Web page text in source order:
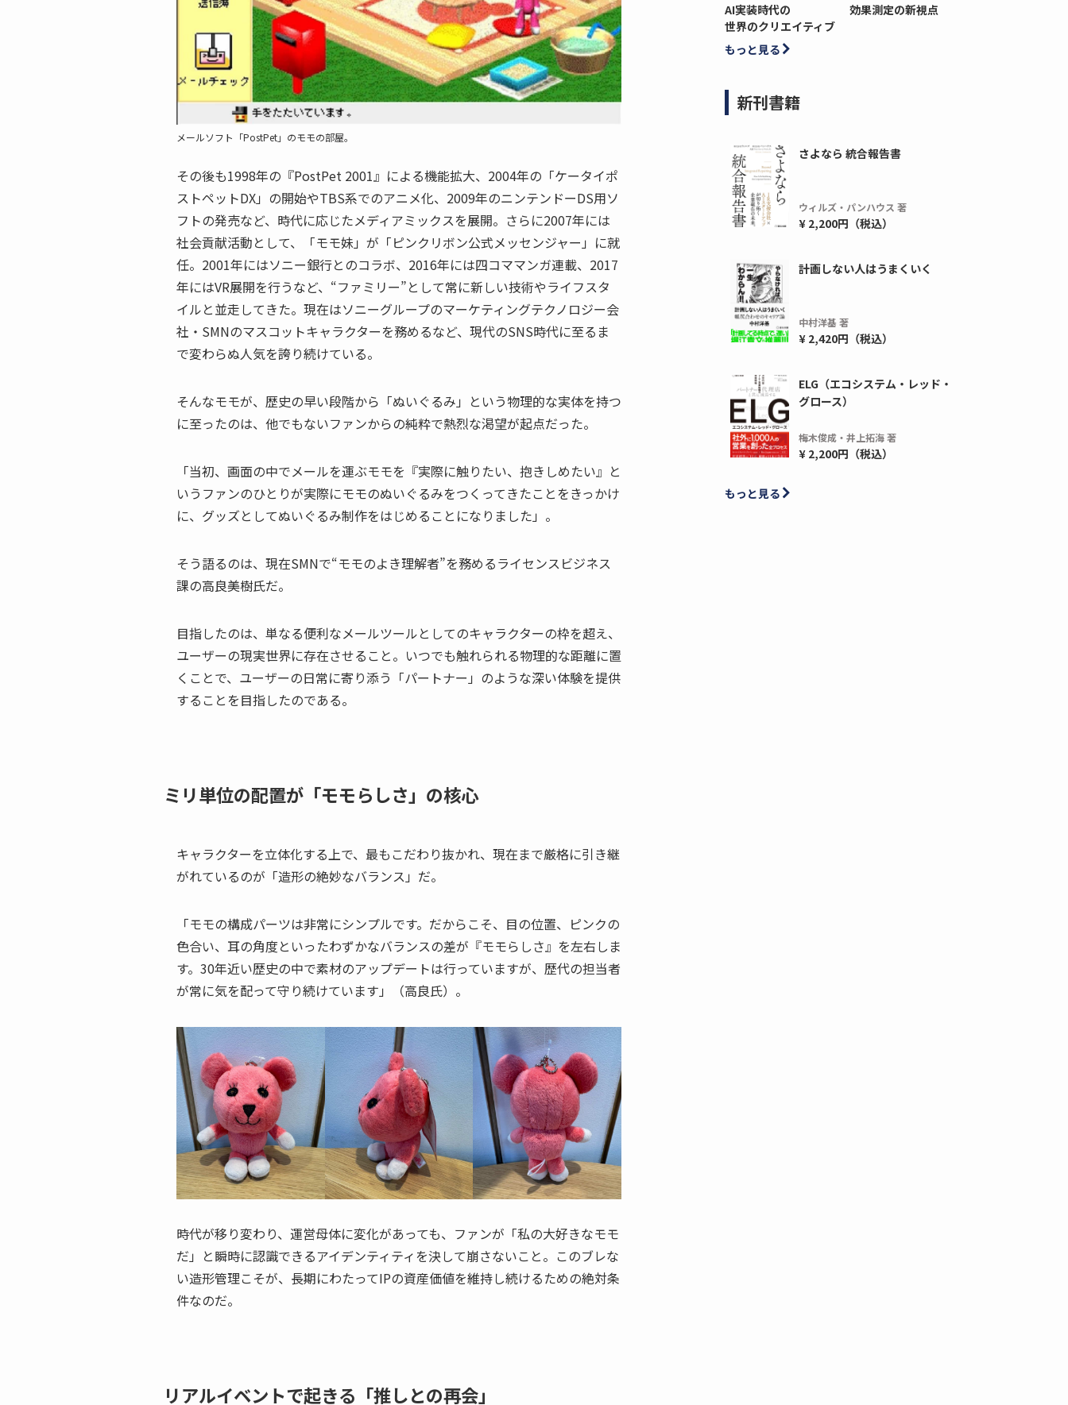
メールソフト「PostPet」のモモの部屋。
その後も1998年の『PostPet 2001』による機能拡大、2004年の「ケータイポ
ストペットDX」の開始やTBS系でのアニメ化、2009年のニンテンドーDS用ソ
フトの発売など、時代に応じたメディアミックスを展開。さらに2007年には
社会貢献活動として、「モモ妹」が「ピンクリボン公式メッセンジャー」に就
任。2001年にはソニー銀行とのコラボ、2016年には四コママンガ連載、2017
年にはVR展開を行うなど、“ファミリー”として常に新しい技術やライフスタ
イルと並走してきた。現在はソニーグループのマーケティングテクノロジー会
社・SMNのマスコットキャラクターを務めるなど、現代のSNS時代に至るま
で変わらぬ人気を誇り続けている。
そんなモモが、歴史の早い段階から「ぬいぐるみ」という物理的な実体を持つ
に至ったのは、他でもないファンからの純粋で熱烈な渇望が起点だった。
「当初、画面の中でメールを運ぶモモを『実際に触りたい、抱きしめたい』と
いうファンのひとりが実際にモモのぬいぐるみをつくってきたことをきっかけ
に、グッズとしてぬいぐるみ制作をはじめることになりました」。
そう語るのは、現在SMNで“モモのよき理解者”を務めるライセンスビジネス
課の高良美樹氏だ。
目指したのは、単なる便利なメールツールとしてのキャラクターの枠を超え、
ユーザーの現実世界に存在させること。いつでも触れられる物理的な距離に置
くことで、ユーザーの日常に寄り添う「パートナー」のような深い体験を提供
することを目指したのである。
ミリ単位の配置が「モモらしさ」の核心
キャラクターを立体化する上で、最もこだわり抜かれ、現在まで厳格に引き継
がれているのが「造形の絶妙なバランス」だ。
「モモの構成パーツは非常にシンプルです。だからこそ、目の位置、ピンクの
色合い、耳の角度といったわずかなバランスの差が『モモらしさ』を左右しま
す。30年近い歴史の中で素材のアップデートは行っていますが、歴代の担当者
が常に気を配って守り続けています」（高良氏）。
時代が移り変わり、運営母体に変化があっても、ファンが「私の大好きなモモ
だ」と瞬時に認識できるアイデンティティを決して崩さないこと。このブレな
い造形管理こそが、長期にわたってIPの資産価値を維持し続けるための絶対条
件なのだ。
リアルイベントで起きる「推しとの再会」
AI実装時代の
世界のクリエイティブ
効果測定の新視点
もっと見る
新刊書籍
さよなら 統合報告書
ウィルズ・パンハウス 著
¥ 2,200円（税込）
計画しない人はうまくいく
中村洋基 著
¥ 2,420円（税込）
ELG（エコシステム・レッド・
グロース）
梅木俊成・井上拓海 著
¥ 2,200円（税込）
もっと見る